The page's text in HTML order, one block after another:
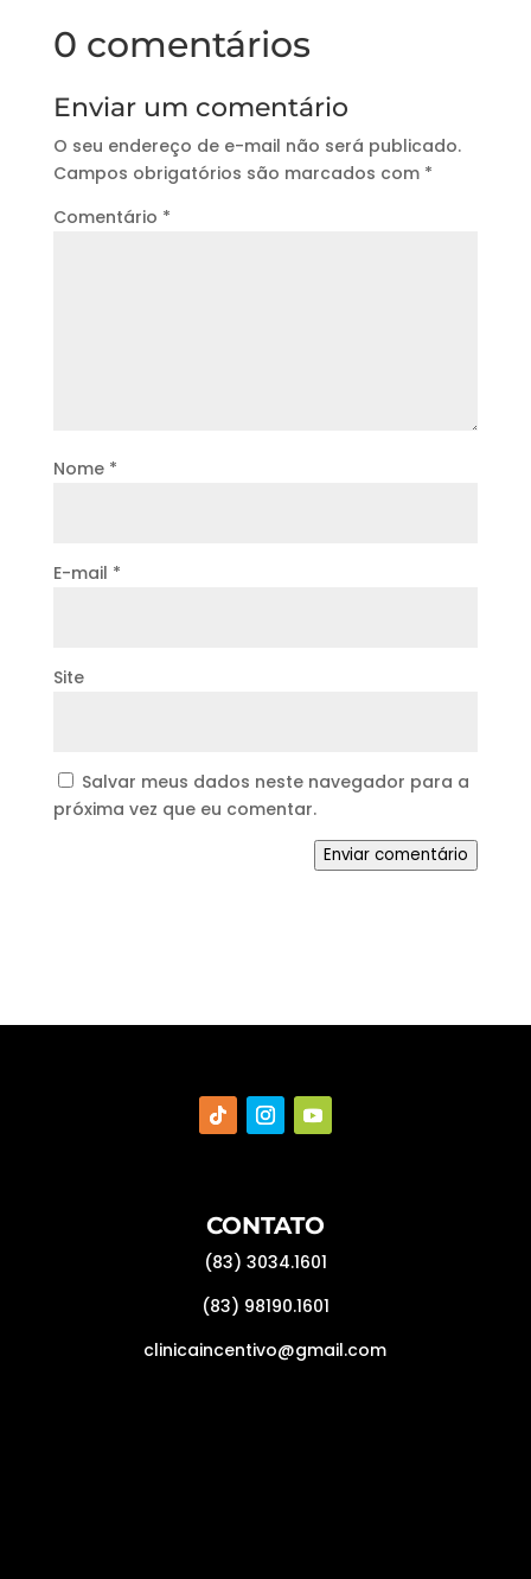
0 comentários
Enviar um comentário
O seu endereço de e-mail não será publicado.
Campos obrigatórios são marcados com *
Comentário *
Nome *
E-mail *
Site
Salvar meus dados neste navegador para a
próxima vez que eu comentar.
Enviar comentário
CONTATO
(83) 3034.1601
(83) 98190.1601
clinicaincentivo@gmail.com